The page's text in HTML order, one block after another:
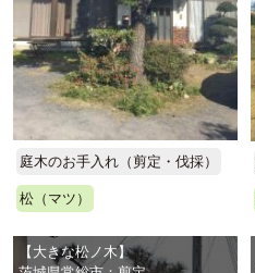
庭木のお手入れ（剪定・伐採）
松（マツ）
【大きな松ノ木】